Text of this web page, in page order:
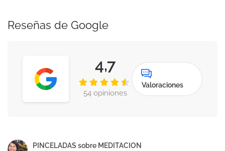
Reseñas de Google
4,7
54 opiniones
Valoraciones
PINCELADAS sobre MEDITACION